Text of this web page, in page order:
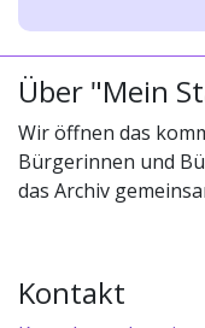
Über "Mein
Wir öffnen das
Bürgerinnen und
das Archiv
Kontakt